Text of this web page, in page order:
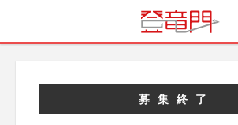
募集終了